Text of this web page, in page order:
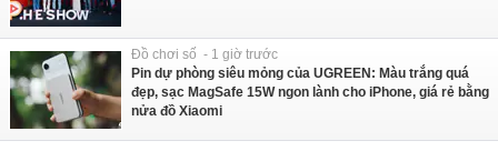
Đồ chơi số - 1 giờ trước
Pin dự phòng siêu mỏng của UGREEN: Màu trắng quá
đẹp, sạc MagSafe 15W ngon lành cho iPhone, giá rẻ bằng
nửa đồ Xiaomi